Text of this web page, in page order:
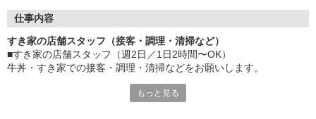
■髪型・髪色自由
■給与前払い可
急な出費も安心♪
■社員登用あり
将来を考えている方は必見です。
仕事内容
すき家の店舗スタッフ（接客・調理・清掃など）
■すき家の店舗スタッフ（週2日／1日2時間〜OK）
牛丼・すき家での接客・調理・清掃などをお願いします。
もっと見る